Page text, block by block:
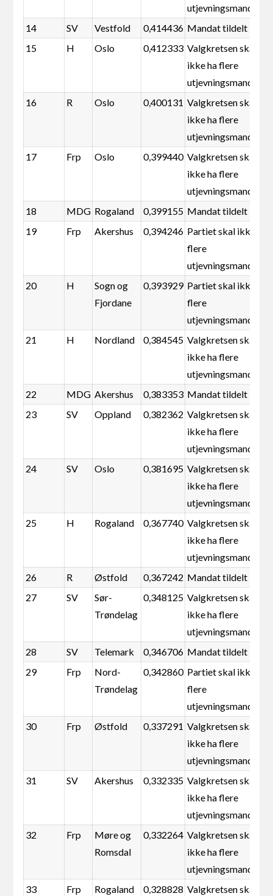
utjevningsmandater
14
SV Vestfold 0,414436 Mandat tildelt
15
H Oslo 0,412333 Valgkretsen skal
ikke ha flere
utjevningsmandater
16
R Oslo 0,400131 Valgkretsen skal
ikke ha flere
utjevningsmandater
17
Frp Oslo 0,399440 Valgkretsen skal
ikke ha flere
utjevningsmandater
18
MDG Rogaland 0,399155 Mandat tildelt
19
Frp Akershus 0,394246 Partiet skal ikke ha
flere
utjevningsmandater
20
H
Sogn og
Fjordane
0,393929 Partiet skal ikke ha
flere
utjevningsmandater
21
H Nordland 0,384545 Valgkretsen skal
ikke ha flere
utjevningsmandater
22
MDG Akershus 0,383353 Mandat tildelt
23
SV Oppland 0,382362 Valgkretsen skal
ikke ha flere
utjevningsmandater
24
SV Oslo 0,381695 Valgkretsen skal
ikke ha flere
utjevningsmandater
25
H Rogaland 0,367740 Valgkretsen skal
ikke ha flere
utjevningsmandater
26
R Østfold 0,367242 Mandat tildelt
27
SV
Sør-
Trøndelag
0,348125 Valgkretsen skal
ikke ha flere
utjevningsmandater
28
SV Telemark 0,346706 Mandat tildelt
29
Frp
Nord-
Trøndelag
0,342860 Partiet skal ikke ha
flere
utjevningsmandater
30
Frp Østfold 0,337291 Valgkretsen skal
ikke ha flere
utjevningsmandater
31
SV Akershus 0,332335 Valgkretsen skal
ikke ha flere
utjevningsmandater
32
Frp
Møre og
Romsdal
0,332264 Valgkretsen skal
ikke ha flere
utjevningsmandater
33
Frp Rogaland 0,328828 Valgkretsen skal